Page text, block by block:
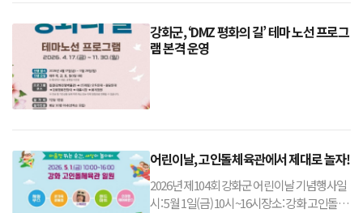
강화군, ‘DMZ 평화의 길’ 테마 노선 프로그
램 본격 운영
어린이날, 고인돌체육관에서 제대로 놀자!
2026년 제104회 강화군 어린이날 기념행사일
시: 5월 1일(금) 10시~16시장소: 강화 고인돌체